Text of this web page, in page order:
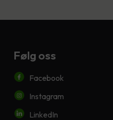
Følg oss
Facebook
Instagram
LinkedIn